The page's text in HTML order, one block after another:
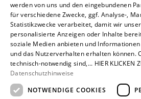
werden von uns und den eingebundenen
für verschiedene Zwecke, ggf. Analyse-,
Statistikzwecke verarbeitet, damit wir
personalisierte Anzeigen oder Inhalte
soziale Medien anbieten und
und das Nutzerverhalten erhalten können.
technisch-notwendig sind,... HIER KLICKEN
Datenschutzhinweise
NOTWENDIGE COOKIES